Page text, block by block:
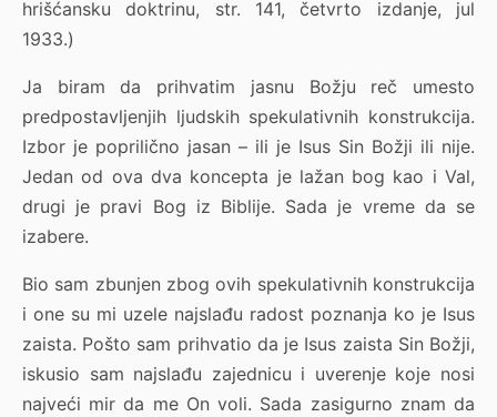
hrišćansku doktrinu, str. 141, četvrto izdanje, jul
1933.)
Ja biram da prihvatim jasnu Božju reč umesto
predpostavljenjih ljudskih spekulativnih konstrukcija.
Izbor je poprilično jasan – ili je Isus Sin Božji ili nije.
Jedan od ova dva koncepta je lažan bog kao i Val,
drugi je pravi Bog iz Biblije. Sada je vreme da se
izabere.
Bio sam zbunjen zbog ovih spekulativnih konstrukcija
i one su mi uzele najslađu radost poznanja ko je Isus
zaista. Pošto sam prihvatio da je Isus zaista Sin Božji,
iskusio sam najslađu zajednicu i uverenje koje nosi
najveći mir da me On voli. Sada zasigurno znam da